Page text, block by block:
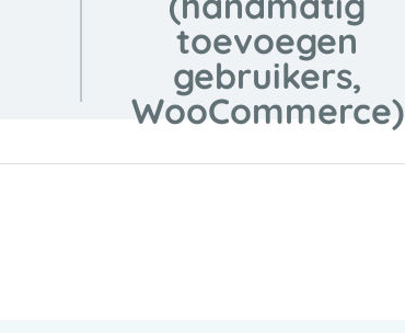
toevoegen
gebruikers,
WooCommerce)